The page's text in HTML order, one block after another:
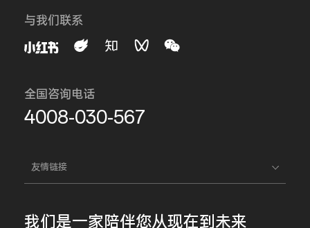
与我们联系
全国咨询电话
4008-030-567
友情链接
我们是一家陪伴您从现在到未来